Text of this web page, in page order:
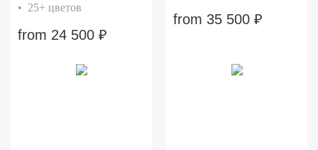
• 25+ цветов
from 24 500 ₽
from 35 500 ₽